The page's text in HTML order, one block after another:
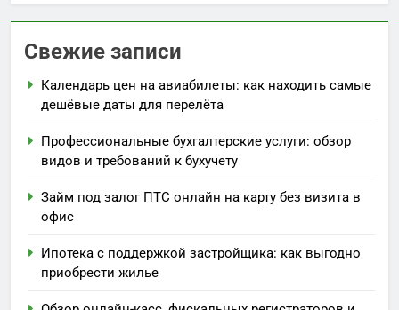
Свежие записи
Календарь цен на авиабилеты: как находить самые
дешёвые даты для перелёта
Профессиональные бухгалтерские услуги: обзор
видов и требований к бухучету
Займ под залог ПТС онлайн на карту без визита в
офис
Ипотека с поддержкой застройщика: как выгодно
приобрести жилье